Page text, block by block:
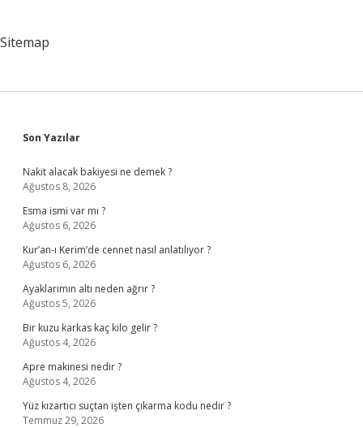
Sitemap
Sidebar
Son Yazılar
Nakit alacak bakiyesi ne demek ?
Ağustos 8, 2026
Esma ismi var mı ?
Ağustos 6, 2026
Kur’an-ı Kerim’de cennet nasıl anlatılıyor ?
Ağustos 6, 2026
Ayaklarımın altı neden ağrır ?
Ağustos 5, 2026
Bir kuzu karkas kaç kilo gelir ?
Ağustos 4, 2026
Apre makinesi nedir ?
Ağustos 4, 2026
Yüz kızartıcı suçtan işten çıkarma kodu nedir ?
Temmuz 29, 2026